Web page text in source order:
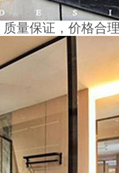
量保证，价格合理